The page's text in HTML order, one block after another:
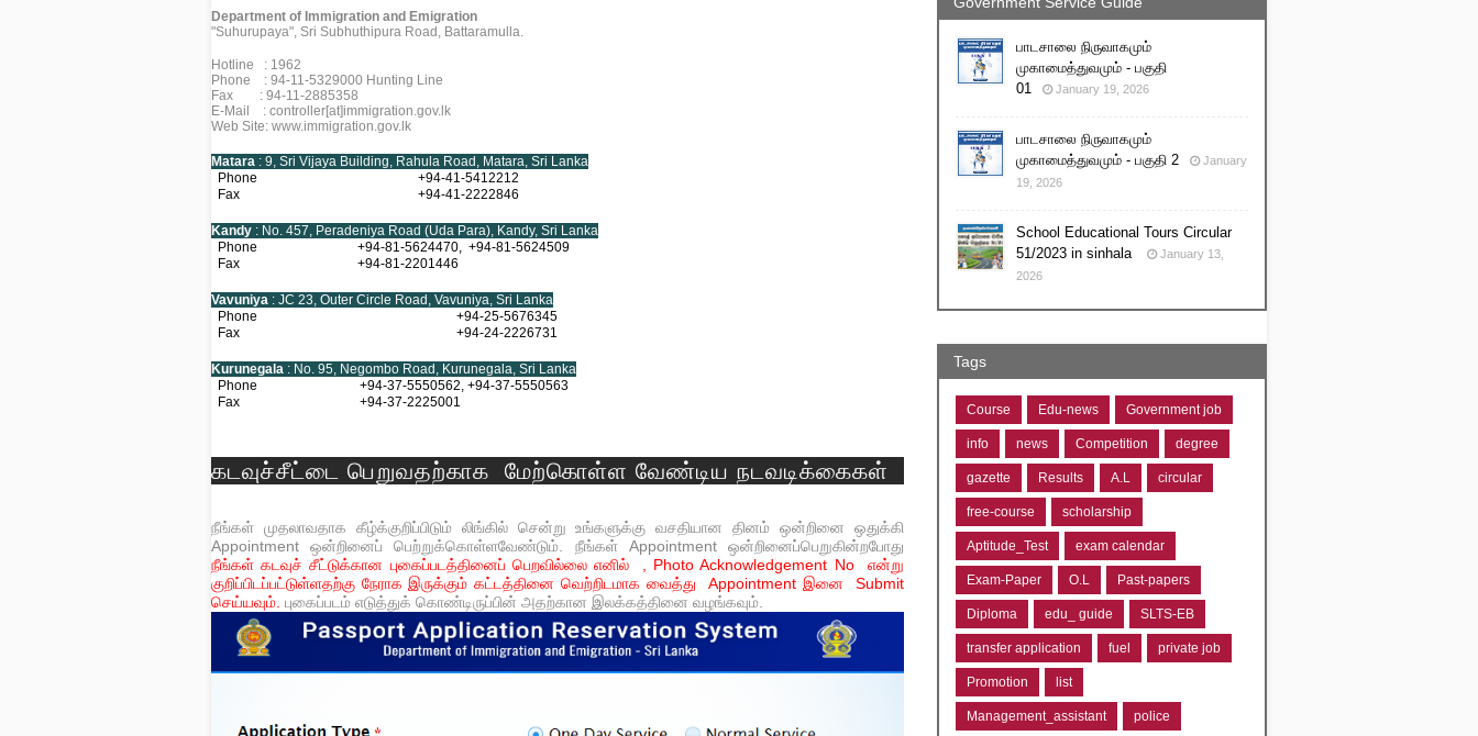
Department of Immigration and Emigration
"Suhurupaya", Sri Subhuthipura Road, Battaramulla.
Hotline : 1962
Phone : 94-11-5329000 Hunting Line
Fax : 94-11-2885358
E-Mail : controller[at]immigration.gov.lk
Web Site: www.immigration.gov.lk
Matara : 9, Sri Vijaya Building, Rahula Road, Matara, Sri Lanka
Phone
+94-41-5412212
Fax
+94-41-2222846
Kandy : No. 457, Peradeniya Road (Uda Para), Kandy, Sri Lanka
Phone
+94-81-5624470, +94-81-5624509
Fax
+94-81-2201446
Vavuniya : JC 23, Outer Circle Road, Vavuniya, Sri Lanka
Phone
+94-25-5676345
Fax
+94-24-2226731
Kurunegala : No. 95, Negombo Road, Kurunegala, Sri Lanka
Phone
+94-37-5550562, +94-37-5550563
Fax
+94-37-2225001
கடவுச்சீட்டை பெறுவதற்காக மேற்கொள்ள வேண்டிய நடவடிக்கைகள்
நீங்கள் முதலாவதாக கீழ்க்குறிப்பிடும் லிங்கில் சென்று உங்களுக்கு வசதியான தினம் ஒன்றினை ஒதுக்கி
Appointment ஒன்றினைப் பெற்றுக்கொள்ளவேண்டும். நீங்கள் Appointment ஒன்றினைப்பெறுகின்றபோது
நீங்கள் கடவுச் சீட்டுக்கான புகைப்படத்தினைப் பெறவில்லை எனில் , Photo Acknowledgement No என்று
குறிப்பிடப்பட்டுள்ளதற்கு நேராக இருக்கும் கட்டத்தினை வெற்றிடமாக வைத்து Appointment இனை Submit
செய்யவும். புகைப்படம் எடுத்துக் கொண்டிருப்பின் அதற்கான இலக்கத்தினை வழங்கவும்.
பாடசாலை நிருவாகமும்
முகாமைத்துவமும் - பகுதி
01
January 19, 2026
பாடசாலை நிருவாகமும்
முகாமைத்துவமும் - பகுதி 2
January
19, 2026
School Educational Tours Circular
51/2023 in sinhala
January 13,
2026
Tags
Course Edu-news Government job
info news Competition degree
gazette Results A.L circular
free-course scholarship
Aptitude_Test exam calendar
Exam-Paper O.L Past-papers
Diploma edu_ guide SLTS-EB
transfer application fuel private job
Promotion list
Management_assistant police